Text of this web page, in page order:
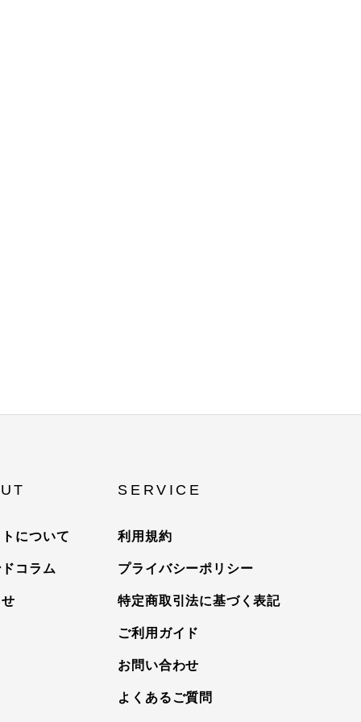
について
コラム
SERVICE
利用規約
プライバシーポリシー
特定商取引法に基づく表記
ご利用ガイド
お問い合わせ
よくあるご質問